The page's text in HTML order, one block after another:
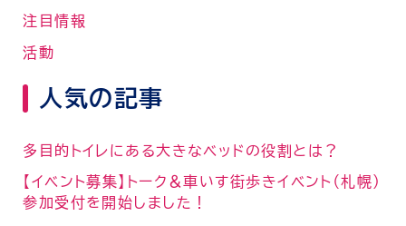
注目情報
活動
人気の記事
多目的トイレにある大きなベッドの役割とは？
【イベント募集】トーク＆車いす街歩きイベント（札幌）
参加受付を開始しました！